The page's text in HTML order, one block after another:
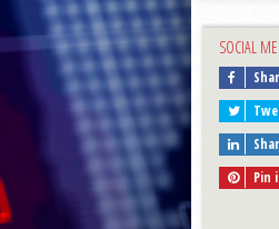
SOCIAL
Pin